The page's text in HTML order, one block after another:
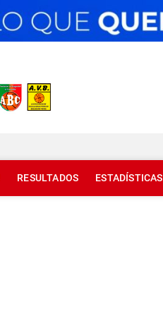
RESULTADOS ESTADÍSTICAS